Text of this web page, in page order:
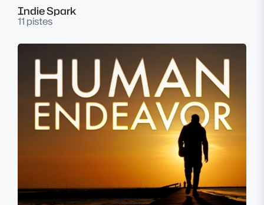
Indie Spark
11 pistes